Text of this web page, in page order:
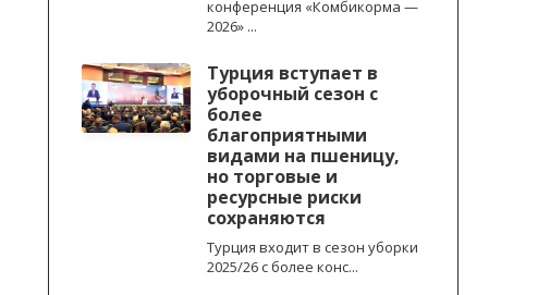
конференция «Комбикорма —
2026» ...
Турция вступает в
уборочный сезон с
более
благоприятными
видами на пшеницу,
но торговые и
ресурсные риски
сохраняются
Турция входит в сезон уборки
2025/26 с более конс...